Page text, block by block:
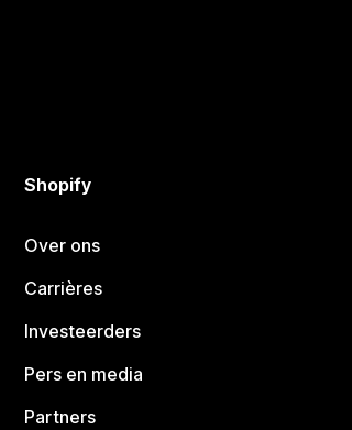
Shopify
Over ons
Carrières
Investeerders
Pers en media
Partners